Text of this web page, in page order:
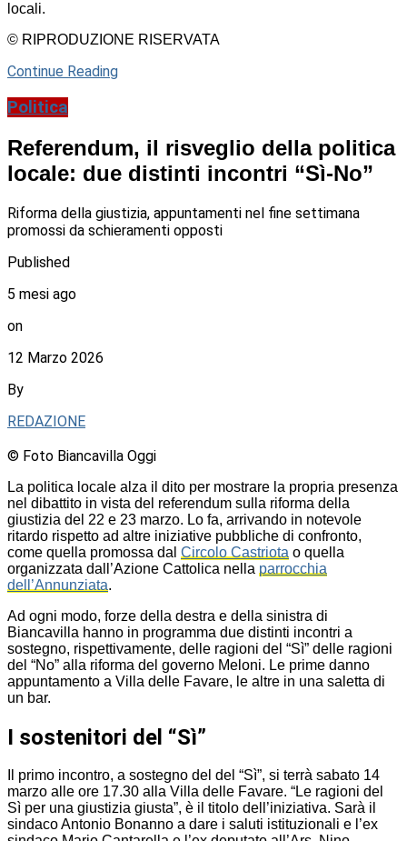
locali.
© RIPRODUZIONE RISERVATA
Continue Reading
Politica
Referendum, il risveglio della politica
locale: due distinti incontri “Sì-No”
Riforma della giustizia, appuntamenti nel fine settimana
promossi da schieramenti opposti
Published
5 mesi ago
on
12 Marzo 2026
By
REDAZIONE
© Foto Biancavilla Oggi
La politica locale alza il dito per mostrare la propria presenza
nel dibattito in vista del referendum sulla riforma della
giustizia del 22 e 23 marzo. Lo fa, arrivando in notevole
ritardo rispetto ad altre iniziative pubbliche di confronto,
come quella promossa dal Circolo Castriota o quella
organizzata dall’Azione Cattolica nella parrocchia
dell’Annunziata.
Ad ogni modo, forze della destra e della sinistra di
Biancavilla hanno in programma due distinti incontri a
sostegno, rispettivamente, delle ragioni del “Sì” delle ragioni
del “No” alla riforma del governo Meloni. Le prime danno
appuntamento a Villa delle Favare, le altre in una saletta di
un bar.
I sostenitori del “Sì”
Il primo incontro, a sostegno del del “Sì”, si terrà sabato 14
marzo alle ore 17.30 alla Villa delle Favare. “Le ragioni del
Sì per una giustizia giusta”, è il titolo dell’iniziativa. Sarà il
sindaco Antonio Bonanno a dare i saluti istituzionali e l’ex